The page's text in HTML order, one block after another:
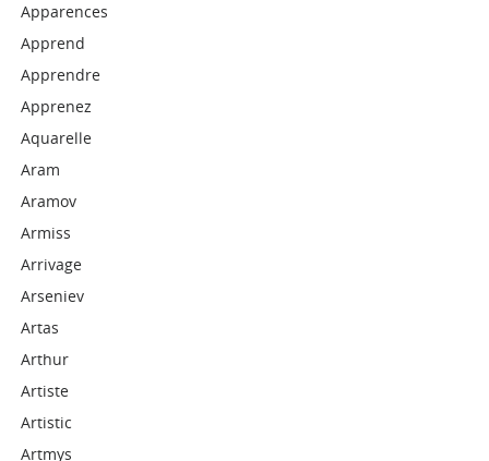
Apparences
Apprend
Apprendre
Apprenez
Aquarelle
Aram
Aramov
Armiss
Arrivage
Arseniev
Artas
Arthur
Artiste
Artistic
Artmys